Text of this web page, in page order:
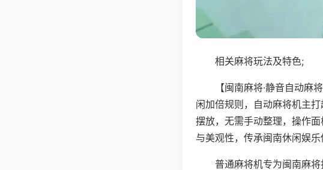
相关麻将玩法及特色;
【闽南麻将·静音自动
闲加倍规则，自动麻将机主
摆放，无需手动整理，操作
与美观性，传承闽南休闲娱乐
普通麻将机专为闽南麻